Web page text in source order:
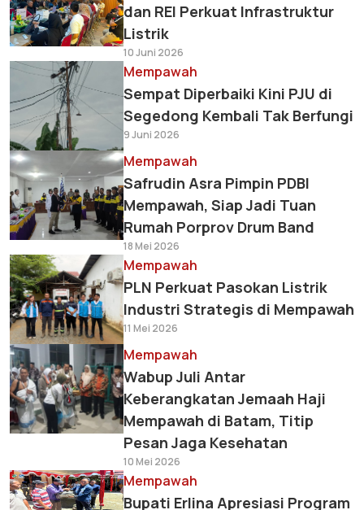
dan REI Perkuat Infrastruktur
Listrik
10 Juni 2026
Mempawah
Sempat Diperbaiki Kini PJU di
Segedong Kembali Tak Berfungi
9 Juni 2026
Mempawah
Safrudin Asra Pimpin PDBI
Mempawah, Siap Jadi Tuan
Rumah Porprov Drum Band
18 Mei 2026
Mempawah
PLN Perkuat Pasokan Listrik
Industri Strategis di Mempawah
11 Mei 2026
Mempawah
Wabup Juli Antar
Keberangkatan Jemaah Haji
Mempawah di Batam, Titip
Pesan Jaga Kesehatan
10 Mei 2026
Mempawah
Bupati Erlina Apresiasi Program